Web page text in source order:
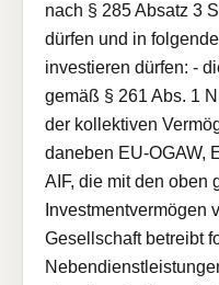
nach § 285 Absatz 3
dürfen und in
investieren dürfen: -
gemäß § 261 Abs. 1
der kollektiven
daneben EU-OGAW,
AIF, die mit den oben
Investmentvermögen
Gesellschaft betreibt